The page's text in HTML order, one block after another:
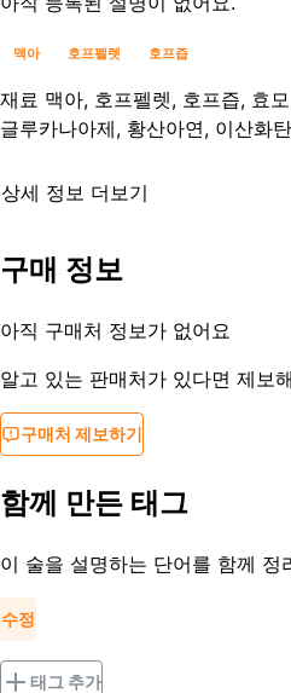
맥아 호프펠렛 호프즙
재료 맥아, 호프펠렛, 호프즙, 효
글루카나아제, 황산아연, 이산화
상세 정보 더보기
등록일
구매 정보
아직 구매처 정보가 없어요
알고 있는 판매처가 있다면 제보
구매처 제보하기
함께 만든 태그
이 술을 설명하는 단어를 함께 정
수정
태그 추가